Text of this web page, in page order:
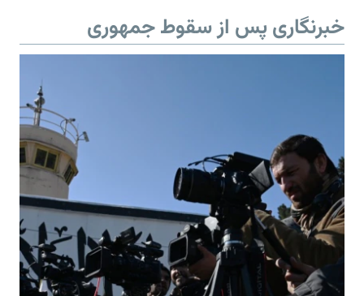
خبرنگاری پس از سقوط جمهوری